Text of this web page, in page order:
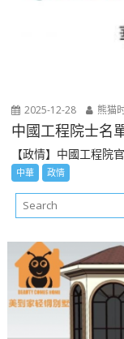
2025-12-28 熊猫
中國工程院士名
【政情】中國工程院
中華 政情